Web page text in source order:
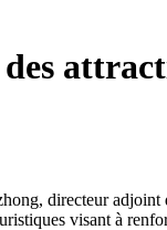
directeur adjoint
visant à